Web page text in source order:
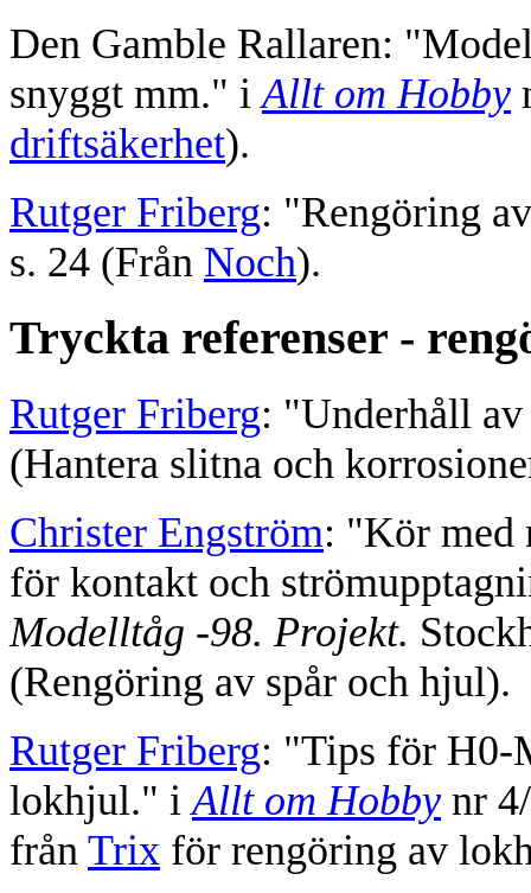
Den Gamble Rallaren:
snyggt mm." iAllt om Hobby
driftsäkerhet).
Rutger Friberg: "Rengöring
s. 24 (Från Noch).
Tryckta referenser -
Rutger Friberg: "Underhåll
(Hantera slitna och
Christer Engström: "Kör med
för kontakt och
Modelltåg -98. Projekt.
(Rengöring av spår och hjul).
Rutger Friberg: "Tips för H0-
lokhjul." iAllt om Hobby nr
från Trix för rengöring av